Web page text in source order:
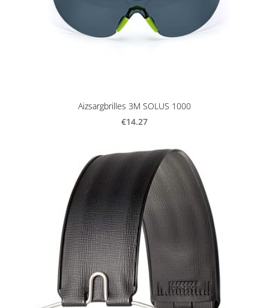
Aizsargbrilles 3M SOLUS 1000
€14.27